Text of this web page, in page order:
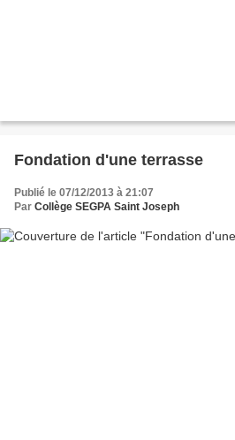
Fondation d'une terrasse
Publié le 07/12/2013 à 21:07
Par Collège SEGPA Saint Joseph